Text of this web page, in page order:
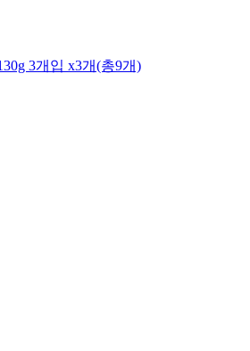
3개입 x3개(총9개)